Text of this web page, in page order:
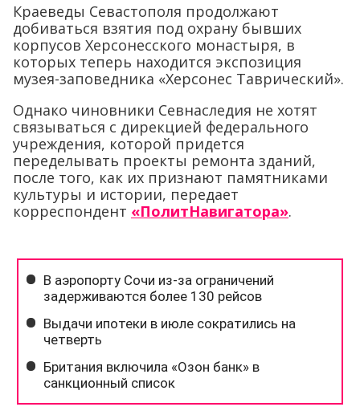
Краеведы Севастополя продолжают
добиваться взятия под охрану бывших
корпусов Херсонесского монастыря, в
которых теперь находится экспозиция
музея-заповедника «Херсонес Таврический».
Однако чиновники Севнаследия не хотят
связываться с дирекцией федерального
учреждения, которой придется
переделывать проекты ремонта зданий,
после того, как их признают памятниками
культуры и истории, передает
корреспондент «ПолитНавигатора».